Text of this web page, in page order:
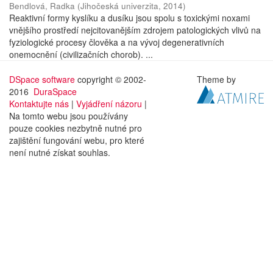
Bendlová, Radka (Jihočeská univerzita, 2014)
Reaktivní formy kyslíku a dusíku jsou spolu s toxickými noxami
vnějšího prostředí nejcitovanějším zdrojem patologických vlivů na
fyziologické procesy člověka a na vývoj degenerativních
onemocnění (civilizačních chorob). ...
DSpace software copyright © 2002-
2016 DuraSpace
Kontaktujte nás | Vyjádření názoru |
Na tomto webu jsou používány
pouze cookies nezbytně nutné pro
zajištění fungování webu, pro které
není nutné získat souhlas.
Theme by